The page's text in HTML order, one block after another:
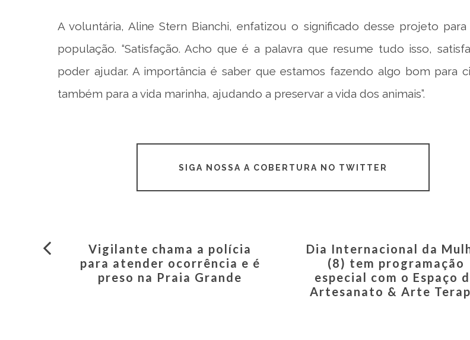
A voluntária, Aline Stern Bianchi, enfatizou o significado desse projeto
população. “Satisfação. Acho que é a palavra que resume tudo isso,
poder ajudar. A importância é saber que estamos fazendo algo bom para
também para a vida marinha, ajudando a preservar a vida dos animais”.
SIGA NOSSA A COBERTURA NO TWITTER
Vigilante chama a polícia
para atender ocorrência e é
preso na Praia Grande
Dia Internacional da
(8) tem programação
especial com o Espaço
Artesanato & Arte